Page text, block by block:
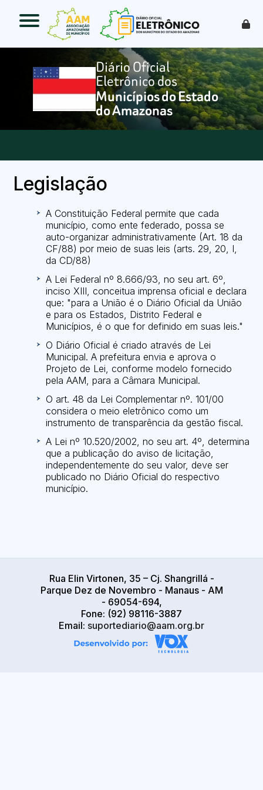
Como funciona
Benefícios
Legislação
O Que Pode Ser Publicado
Legislação
A Constituição Federal permite que cada
município, como ente federado, possa se
auto-organizar administrativamente (Art. 18 da
CF/88) por meio de suas leis (arts. 29, 20, I,
da CD/88)
A Lei Federal nº 8.666/93, no seu art. 6º,
inciso XIII, conceitua imprensa oficial e declara
que: "para a União é o Diário Oficial da União
e para os Estados, Distrito Federal e
Municípios, é o que for definido em suas leis."
O Diário Oficial é criado através de Lei
Municipal. A prefeitura envia e aprova o
Projeto de Lei, conforme modelo fornecido
pela AAM, para a Câmara Municipal.
O art. 48 da Lei Complementar nº. 101/00
considera o meio eletrônico como um
instrumento de transparência da gestão fiscal.
A Lei nº 10.520/2002, no seu art. 4º, determina
que a publicação do aviso de licitação,
independentemente do seu valor, deve ser
publicado no Diário Oficial do respectivo
município.
Rua Elin Virtonen, 35 – Cj. Shangrillá -
Parque Dez de Novembro - Manaus - AM
- 69054-694,
Fone: (92) 98116-3887
Email: suportediario@aam.org.br